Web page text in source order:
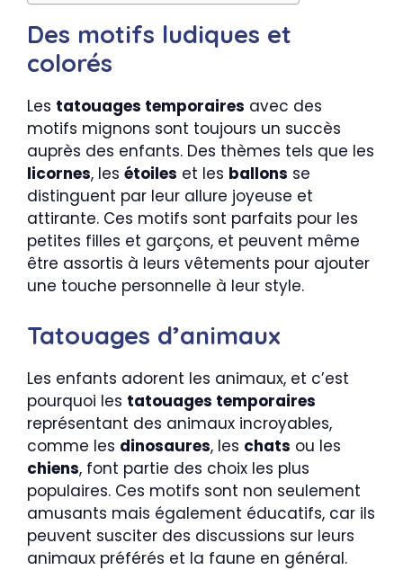
Des motifs ludiques et
colorés
Les tatouages temporaires avec des
motifs mignons sont toujours un succès
auprès des enfants. Des thèmes tels que les
licornes, les étoiles et les ballons se
distinguent par leur allure joyeuse et
attirante. Ces motifs sont parfaits pour les
petites filles et garçons, et peuvent même
être assortis à leurs vêtements pour ajouter
une touche personnelle à leur style.
Tatouages d’animaux
Les enfants adorent les animaux, et c’est
pourquoi les tatouages temporaires
représentant des animaux incroyables,
comme les dinosaures, les chats ou les
chiens, font partie des choix les plus
populaires. Ces motifs sont non seulement
amusants mais également éducatifs, car ils
peuvent susciter des discussions sur leurs
animaux préférés et la faune en général.